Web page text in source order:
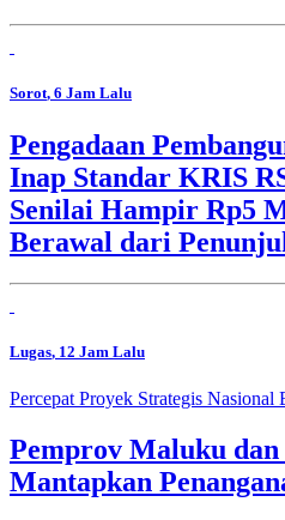
Sorot, 6 Jam Lalu
Pengadaan
Inap Standar KRIS
Senilai Hampir Rp5
Berawal dari
Lugas, 12 Jam Lalu
Percepat Proyek Strategis Nasional
Pemprov Maluku
Mantapkan